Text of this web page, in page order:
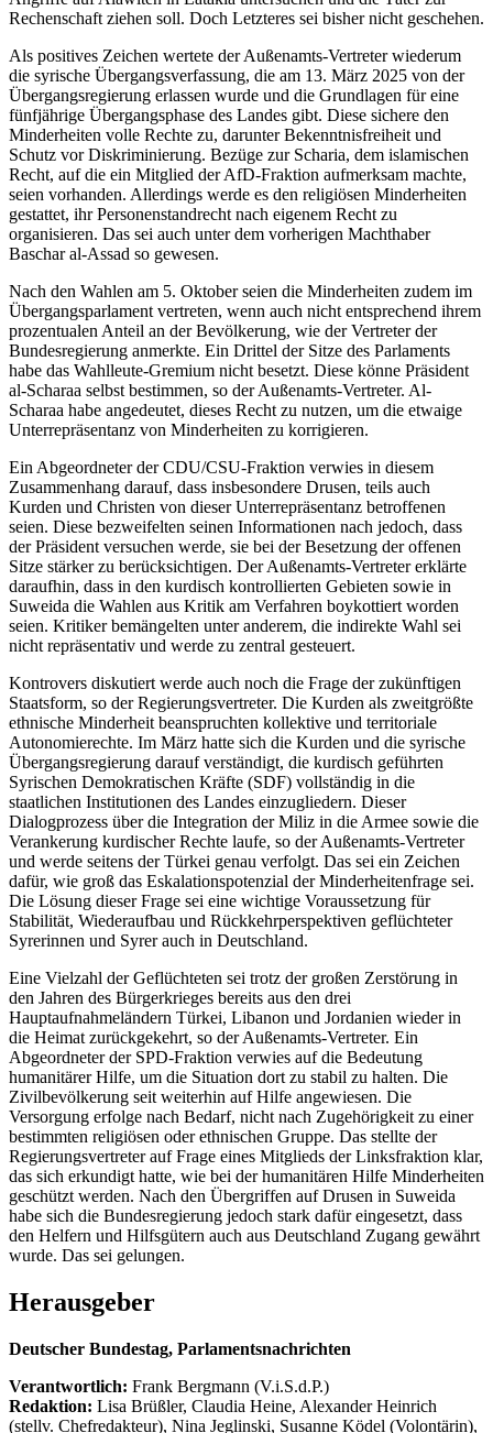
Rechenschaft ziehen soll. Doch Letzteres sei bisher nicht geschehen.
Als positives Zeichen wertete der Außenamts-Vertreter wiederum
die syrische Übergangsverfassung, die am 13. März 2025 von der
Übergangsregierung erlassen wurde und die Grundlagen für eine
fünfjährige Übergangsphase des Landes gibt. Diese sichere den
Minderheiten volle Rechte zu, darunter Bekenntnisfreiheit und
Schutz vor Diskriminierung. Bezüge zur Scharia, dem islamischen
Recht, auf die ein Mitglied der AfD-Fraktion aufmerksam machte,
seien vorhanden. Allerdings werde es den religiösen Minderheiten
gestattet, ihr Personenstandrecht nach eigenem Recht zu
organisieren. Das sei auch unter dem vorherigen Machthaber
Baschar al-Assad so gewesen.
Nach den Wahlen am 5. Oktober seien die Minderheiten zudem im
Übergangsparlament vertreten, wenn auch nicht entsprechend ihrem
prozentualen Anteil an der Bevölkerung, wie der Vertreter der
Bundesregierung anmerkte. Ein Drittel der Sitze des Parlaments
habe das Wahlleute-Gremium nicht besetzt. Diese könne Präsident
al-Scharaa selbst bestimmen, so der Außenamts-Vertreter. Al-
Scharaa habe angedeutet, dieses Recht zu nutzen, um die etwaige
Unterrepräsentanz von Minderheiten zu korrigieren.
Ein Abgeordneter der CDU/CSU-Fraktion verwies in diesem
Zusammenhang darauf, dass insbesondere Drusen, teils auch
Kurden und Christen von dieser Unterrepräsentanz betroffenen
seien. Diese bezweifelten seinen Informationen nach jedoch, dass
der Präsident versuchen werde, sie bei der Besetzung der offenen
Sitze stärker zu berücksichtigen. Der Außenamts-Vertreter erklärte
daraufhin, dass in den kurdisch kontrollierten Gebieten sowie in
Suweida die Wahlen aus Kritik am Verfahren boykottiert worden
seien. Kritiker bemängelten unter anderem, die indirekte Wahl sei
nicht repräsentativ und werde zu zentral gesteuert.
Kontrovers diskutiert werde auch noch die Frage der zukünftigen
Staatsform, so der Regierungsvertreter. Die Kurden als zweitgrößte
ethnische Minderheit beanspruchten kollektive und territoriale
Autonomierechte. Im März hatte sich die Kurden und die syrische
Übergangsregierung darauf verständigt, die kurdisch geführten
Syrischen Demokratischen Kräfte (SDF) vollständig in die
staatlichen Institutionen des Landes einzugliedern. Dieser
Dialogprozess über die Integration der Miliz in die Armee sowie die
Verankerung kurdischer Rechte laufe, so der Außenamts-Vertreter
und werde seitens der Türkei genau verfolgt. Das sei ein Zeichen
dafür, wie groß das Eskalationspotenzial der Minderheitenfrage sei.
Die Lösung dieser Frage sei eine wichtige Voraussetzung für
Stabilität, Wiederaufbau und Rückkehrperspektiven geflüchteter
Syrerinnen und Syrer auch in Deutschland.
Eine Vielzahl der Geflüchteten sei trotz der großen Zerstörung in
den Jahren des Bürgerkrieges bereits aus den drei
Hauptaufnahmeländern Türkei, Libanon und Jordanien wieder in
die Heimat zurückgekehrt, so der Außenamts-Vertreter. Ein
Abgeordneter der SPD-Fraktion verwies auf die Bedeutung
humanitärer Hilfe, um die Situation dort zu stabil zu halten. Die
Zivilbevölkerung seit weiterhin auf Hilfe angewiesen. Die
Versorgung erfolge nach Bedarf, nicht nach Zugehörigkeit zu einer
bestimmten religiösen oder ethnischen Gruppe. Das stellte der
Regierungsvertreter auf Frage eines Mitglieds der Linksfraktion klar,
das sich erkundigt hatte, wie bei der humanitären Hilfe Minderheiten
geschützt werden. Nach den Übergriffen auf Drusen in Suweida
habe sich die Bundesregierung jedoch stark dafür eingesetzt, dass
den Helfern und Hilfsgütern auch aus Deutschland Zugang gewährt
wurde. Das sei gelungen.
Herausgeber
Deutscher Bundestag, Parlamentsnachrichten
Verantwortlich: Frank Bergmann (V.i.S.d.P.)
Redaktion: Lisa Brüßler, Claudia Heine, Alexander Heinrich
(stellv. Chefredakteur), Nina Jeglinski, Susanne Ködel (Volontärin),